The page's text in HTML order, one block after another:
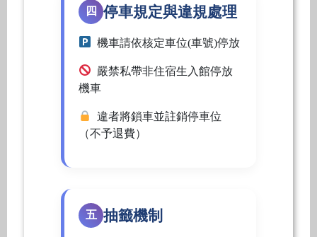
四 停車規定與違規處理
機車請依核定車位(車號)停放
嚴禁私帶非住宿生入館停放
機車
違者將鎖車並註銷停車位
（不予退費）
五 抽籤機制